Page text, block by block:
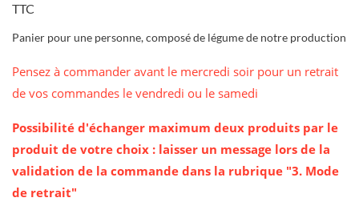
TTC
Panier pour une personne, composé de légume de notre production
Pensez à commander avant le mercredi soir pour un retrait
de vos commandes le vendredi ou le samedi
Possibilité d'échanger maximum deux produits par le
produit de votre choix : laisser un message lors de la
validation de la commande dans la rubrique "3. Mode
de retrait"